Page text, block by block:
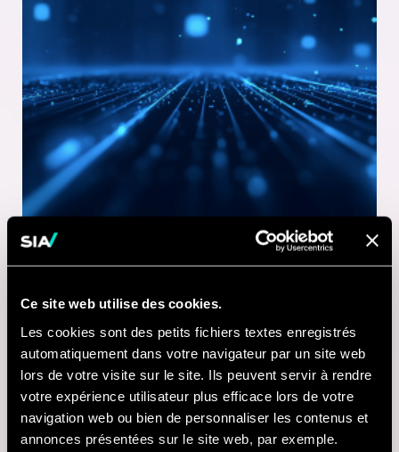
Ce site web utilise des cookies.
Les cookies sont des petits fichiers textes enregistrés
automatiquement dans votre navigateur par un site web
lors de votre visite sur le site. Ils peuvent servir à rendre
votre expérience utilisateur plus efficace lors de votre
navigation web ou bien de personnaliser les contenus et
annonces présentées sur le site web, par exemple.
Nausicaá modernise
sa billetterie digitale